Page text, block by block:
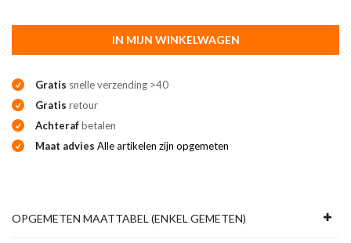
IN MIJN WINKELWAGEN
Gratis snelle verzending >40
Gratis retour
Achterafbetalen
Maat advies Alle artikelen zijn opgemeten
OPGEMETEN MAATTABEL (ENKEL GEMETEN)